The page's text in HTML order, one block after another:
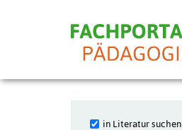
in Literatur suchen